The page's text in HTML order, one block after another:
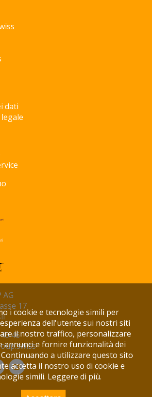
dati
AG
17
46
i cookie e tecnologie simili per
dell'utente sui nostri siti
il nostro traffico, personalizzare
annunci e fornire funzionalità dei
Continuando a utilizzare questo sito
accetta il nostro uso di cookie e
simili. Leggere di più.